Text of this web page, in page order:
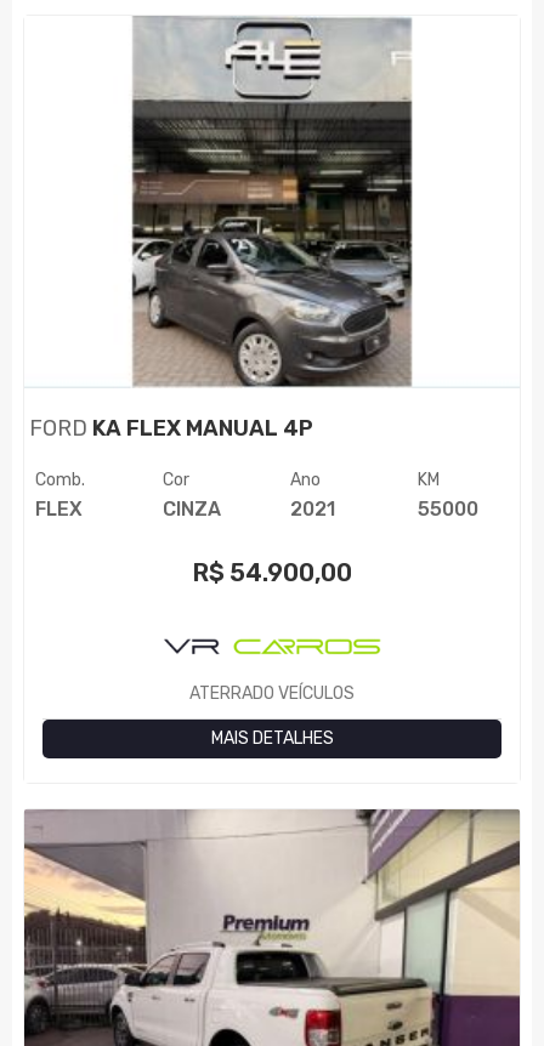
FORD KA FLEX MANUAL 4P
Comb.
FLEX
Cor
CINZA
Ano
2021
KM
55000
R$ 54.900,00
ATERRADO VEÍCULOS
MAIS DETALHES